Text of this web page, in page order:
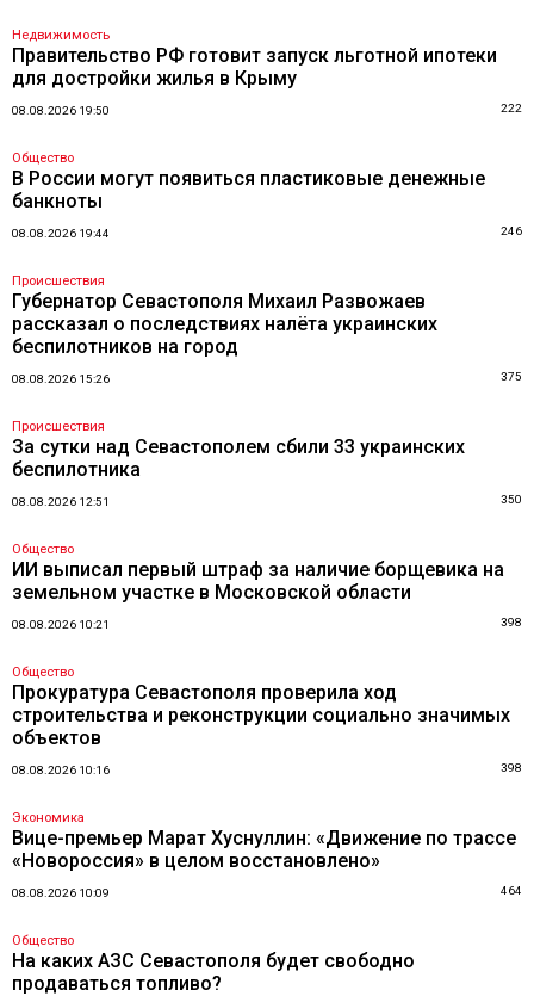
Недвижимость
Правительство РФ готовит запуск льготной ипотеки
для достройки жилья в Крыму
08.08.2026 19:50 222
Общество
В России могут появиться пластиковые денежные
банкноты
08.08.2026 19:44 246
Происшествия
Губернатор Севастополя Михаил Развожаев
рассказал о последствиях налёта украинских
беспилотников на город
08.08.2026 15:26 375
Происшествия
За сутки над Севастополем сбили 33 украинских
беспилотника
08.08.2026 12:51 350
Общество
ИИ выписал первый штраф за наличие борщевика на
земельном участке в Московской области
08.08.2026 10:21 398
Общество
Прокуратура Севастополя проверила ход
строительства и реконструкции социально значимых
объектов
08.08.2026 10:16 398
Экономика
Вице-премьер Марат Хуснуллин: «Движение по трассе
«Новороссия» в целом восстановлено»
08.08.2026 10:09 464
Общество
На каких АЗС Севастополя будет свободно
продаваться топливо?